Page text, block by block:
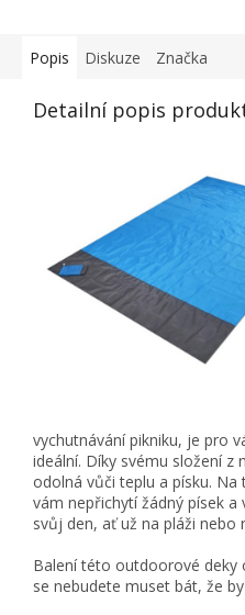
Popis Diskuze Značka
Detailní popis
vychutnávání pikniku, je pro
ideální. Díky svému složení z
odolná vůči teplu a písku.
vám nepřichytí žádný písek
svůj den, ať už na pláži nebo
Balení této outdoorové deky
se nebudete muset bát, že